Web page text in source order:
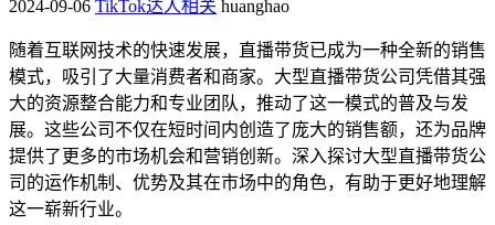
2024-09-06 TikTok达人相关 huanghao
随着互联网技术的快速发展，直播带货已成为一种全新的销售
模式，吸引了大量消费者和商家。大型直播带货公司凭借其强
大的资源整合能力和专业团队，推动了这一模式的普及与发
展。这些公司不仅在短时间内创造了庞大的销售额，还为品牌
提供了更多的市场机会和营销创新。深入探讨大型直播带货公
司的运作机制、优势及其在市场中的角色，有助于更好地理解
这一崭新行业。